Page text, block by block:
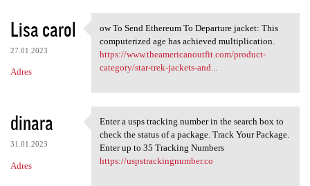
Lisa carol
27.01.2023
Adres
ow To Send Ethereum To
ow To Send Ethereum To Departure jacket: This
computerized age has achieved multiplication.
https://www.theamericanoutfit.com/product-
category/star-trek-jackets-and...
dinara
31.01.2023
Adres
Enter a usps tracking number
Enter a usps tracking number in the search box to
check the status of a package. Track Your Package.
Enter up to 35 Tracking Numbers
https://uspstrackingnumber.co